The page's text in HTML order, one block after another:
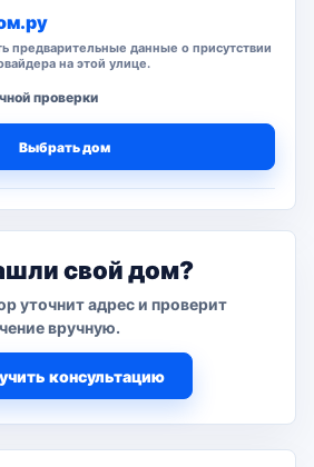
предварительные данные о присутствии
на этой улице.
проверки
Выбрать дом
свой дом?
уточнит адрес и проверит
вручную.
консультацию